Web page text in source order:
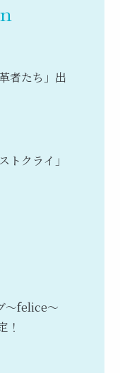
者たち」出
トクライ」
～felice～
！